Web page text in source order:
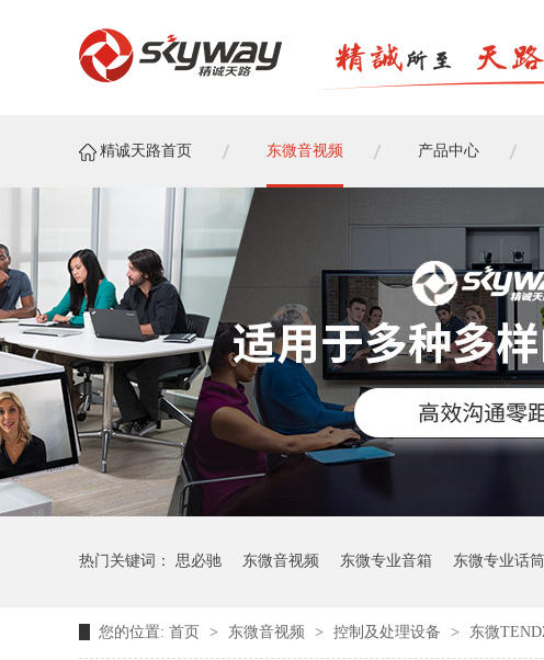
精诚天路首页 东微音视频 产品中心
热门关键词： 思必驰 东微音视频 东微专业音箱 东微专业话筒
您的位置: 首页 > 东微音视频 > 控制及处理设备 > 东微